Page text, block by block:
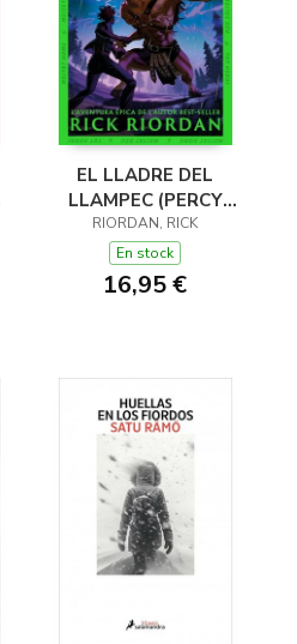
EL LLADRE DEL
LLAMPEC (PERCY
JACKSON I ELS DÉUS
DE L'OLIMP 1)
RIORDAN, RICK
En stock
16,95 €